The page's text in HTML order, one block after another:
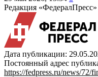
Редакция
Дата публикации:
Постоянный адрес
https://fedpress.ru/news/72/